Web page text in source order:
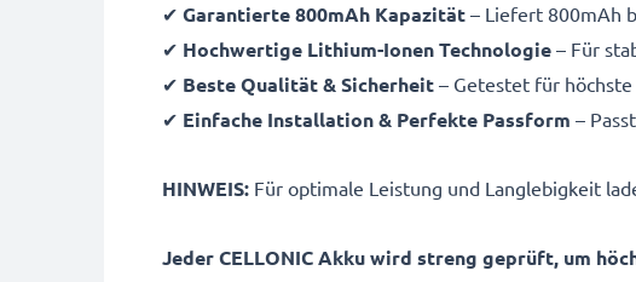
✔ Garantierte 800mAh Kapazität – Liefert 800mAh
✔ Hochwertige Lithium-Ionen Technologie – Für
✔ Beste Qualität & Sicherheit – Getestet für
✔ Einfache Installation & Perfekte Passform –
HINWEIS: Für optimale Leistung und Langlebigkeit
Jeder CELLONIC Akku wird streng geprüft, um